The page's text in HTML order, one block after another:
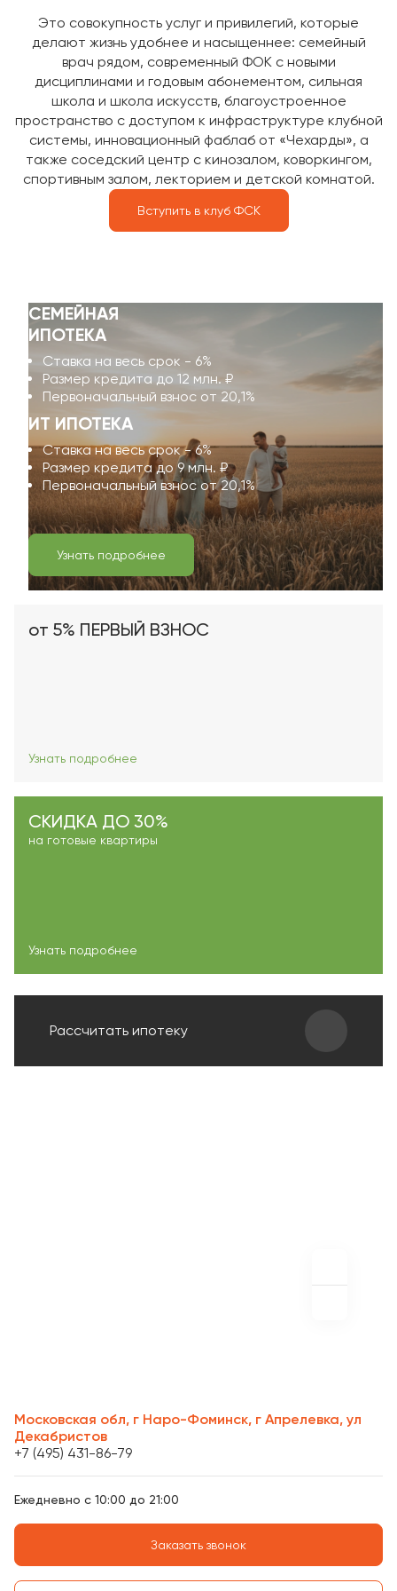
Это совокупность услуг и привилегий, которые
делают жизнь удобнее и насыщеннее: семейный
врач рядом, современный ФОК с новыми
дисциплинами и годовым абонементом, сильная
школа и школа искусств, благоустроенное
пространство с доступом к инфраструктуре клубной
системы, инновационный фаблаб от «Чехарды», а
также соседский центр с кинозалом, коворкингом,
спортивным залом, лекторием и детской комнатой.
Вступить в клуб ФСК
СЕМЕЙНАЯ
ИПОТЕКА
Ставка на весь срок - 6%
Размер кредита до 12 млн. ₽
Первоначальный взнос от 20,1%
ИТ ИПОТЕКА
Ставка на весь срок - 6%
Размер кредита до 9 млн. ₽
Первоначальный взнос от 20,1%
Узнать подробнее
от 5% ПЕРВЫЙ ВЗНОС
Узнать подробнее
СКИДКА ДО 30%
на готовые квартиры
Узнать подробнее
Рассчитать ипотеку
Московская обл, г Наро-Фоминск, г Апрелевка, ул
Декабристов
+7 (495) 431-86-79
Ежедневно с 10:00 до 21:00
Заказать звонок